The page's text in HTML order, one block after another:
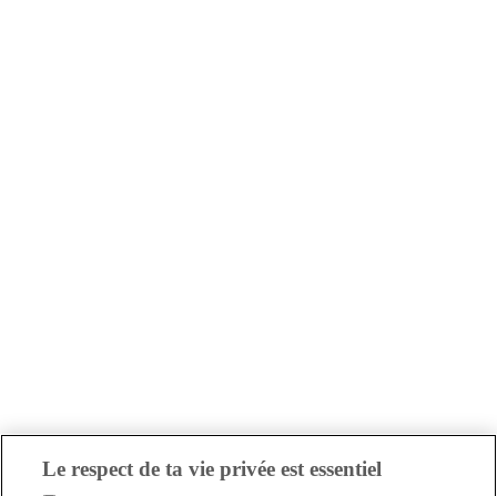
Le respect de ta vie privée est essentiel